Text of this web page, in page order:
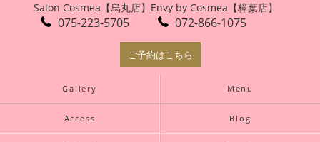
Salon Cosmea【烏丸店】
075-223-5705
Envy by Cosmea【樟葉店】
072-866-1075
ご予約はこちら
Gallery Menu
Access Blog